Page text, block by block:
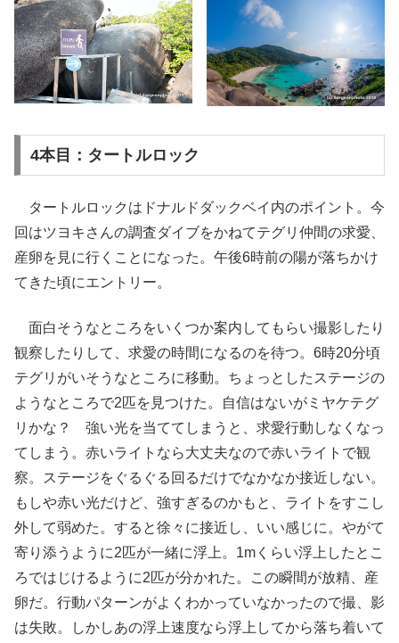
4本目：タートルロック
タートルロックはドナルドダックベイ内のポイント。今
回はツヨキさんの調査ダイブをかねてテグリ仲間の求愛、
産卵を見に行くことになった。午後6時前の陽が落ちかけ
てきた頃にエントリー。
面白そうなところをいくつか案内してもらい撮影したり
観察したりして、求愛の時間になるのを待つ。6時20分頃
テグリがいそうなところに移動。ちょっとしたステージの
ようなところで2匹を見つけた。自信はないがミヤケテグ
リかな？ 強い光を当ててしまうと、求愛行動しなくなっ
てしまう。赤いライトなら大丈夫なので赤いライトで観
察。ステージをぐるぐる回るだけでなかなか接近しない。
もしや赤い光だけど、強すぎるのかもと、ライトをすこし
外して弱めた。すると徐々に接近し、いい感じに。やがて
寄り添うように2匹が一緒に浮上。1mくらい浮上したとこ
ろではじけるように2匹が分かれた。この瞬間が放精、産
卵だ。行動パターンがよくわかっていなかったので撮、影
は失敗。しかしあの浮上速度なら浮上してから落ち着いて